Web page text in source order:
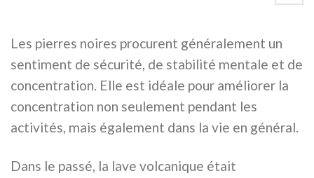
Les pierres noires procurent généralement un
sentiment de sécurité, de stabilité mentale et de
concentration. Elle est idéale pour améliorer la
concentration non seulement pendant les
activités, mais également dans la vie en général.
Dans le passé, la lave volcanique était